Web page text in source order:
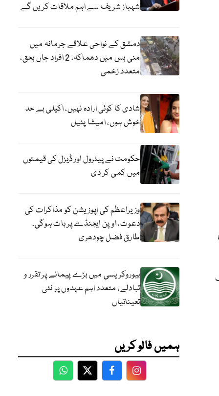
شہباز شریف سے اہم ملاقات کریں گے
دمشق کے نواحی علاقے جرمانہ میں
منی بس میں دھماکہ، 2 افراد جاں بحق،
متعدد زخمی
شادی کا کوئی ارادہ نہیں، اکیلی بے حد
خوش ہوں، امیشا پٹیل
حکومت نے پیٹرول اور ڈیزل کی قیمتوں
میں کمی کر دی
وزیراعظم کی اپوزیشن کو مذاکرات کی
دعوت، اوپن ایجنڈے پر بات ہوگی،
طارق فضل چودھری
بیوروکریسی میں بڑے پیمانے پر تقرر و
تبادلے، متعدد اہم عہدوں پر نئی
تعیناتیاں
ہمیں فالو کریں
WhatsApp
TwitterFacebookFacebook